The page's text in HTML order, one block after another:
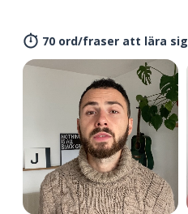
70 ord/fraser att lära sig